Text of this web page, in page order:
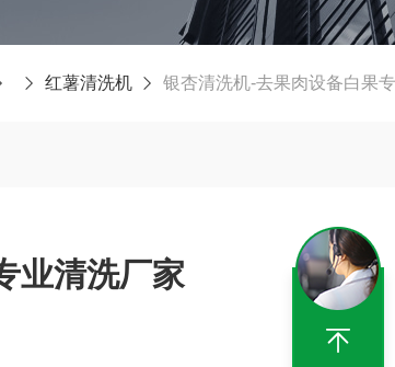
红薯清洗机 银杏清洗机-去果肉设备白果
业清洗厂家